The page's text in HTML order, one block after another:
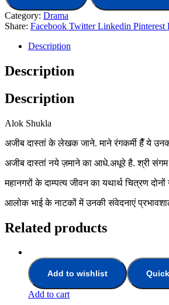
Category: Drama
Share: Facebook Twitter Linkedin Pinterest
Description
Description
Description
Alok Shukla
अजीब दास्तां के लेखक जाने. माने रंगकर्मी हैँ ये
अजीब दास्तां नये ज़माने का आधे.अधूरे है. श्री संगम
महानगरों के दाम्पत्य जीवन का यथार्थ चित्रण
आलोक भाई के नाटकों में उनकी संवेदनाएं
Related products
Add to wishlist
Add to cart